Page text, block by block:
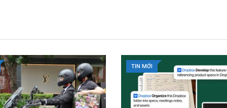
TIN MỚI